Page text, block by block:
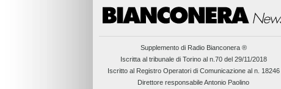
Supplemento di Radio Bianconera ®
Iscritta al tribunale di Torino al n.70 del 29/11/2018
Iscritto al Registro Operatori di Comunicazione al n. 18246
Direttore responsabile Antonio Paolino